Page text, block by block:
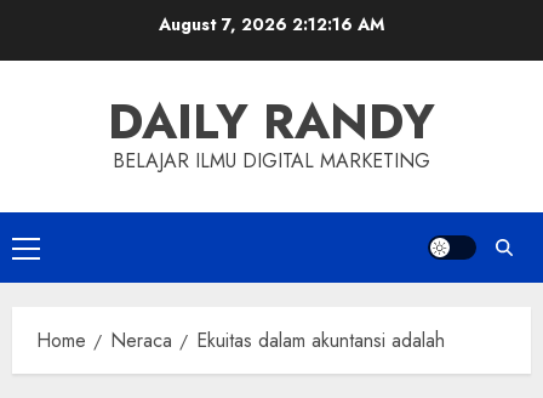
August 7, 20262:12:17 AM
DAILY RANDY
BELAJAR ILMU DIGITAL MARKETING
Primary
Menu
Home Neraca Ekuitas dalam akuntansi adalah